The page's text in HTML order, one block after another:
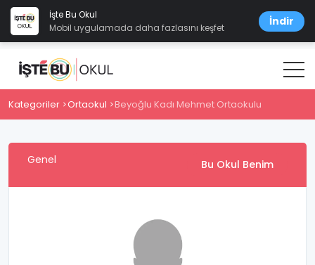
İşte Bu Okul
Mobil uygulamada daha fazlasını keşfet
İndir
Kategoriler Ortaokul Beyoğlu Kadı Mehmet Ortaokulu
Genel Bu Okul Benim